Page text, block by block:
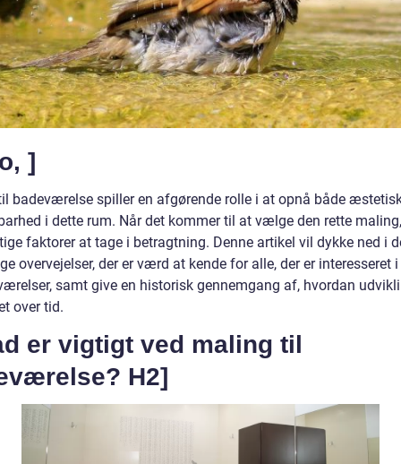
]
badeværelse spiller en afgørende rolle i at opnå både
i dette rum. Når det kommer til at vælge den rette
faktorer at tage i betragtning. Denne artikel vil dykke ned i
overvejelser, der er værd at kende for alle, der er interesseret
samt give en historisk gennemgang af, hvordan
over tid.
er vigtigt ved maling til
H2]